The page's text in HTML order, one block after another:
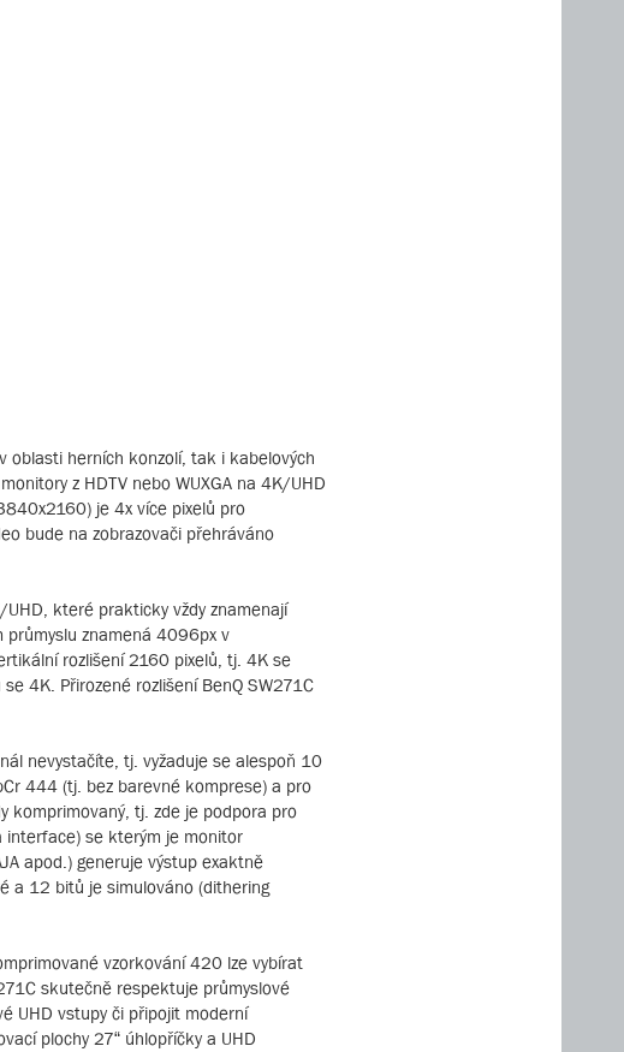
oblasti herních konzolí, tak i kabelových
z HDTV nebo WUXGA na 4K/UHD
je 4x více pixelů pro
bude na zobrazovači přehráváno
které prakticky vždy znamenají
průmyslu znamená 4096px v
rozlišení 2160 pixelů, tj. 4K se
4K. Přirozené rozlišení BenQ SW271C
nevystačíte, tj. vyžaduje se alespoň 10
444 (tj. bez barevné komprese) a pro
komprimovaný, tj. zde je podpora pro
se kterým je monitor
apod.) generuje výstup exaktně
a 12 bitů je simulováno (dithering
vzorkování 420 lze vybírat
skutečně respektuje průmyslové
UHD vstupy či připojit moderní
plochy 27“ úhlopříčky a UHD